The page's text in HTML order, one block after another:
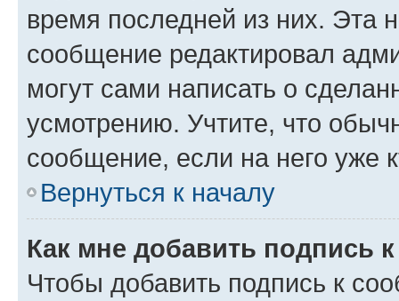
время последней из них. Эта
сообщение редактировал
могут сами написать о
усмотрению. Учтите, что
сообщение, если на него уже
Вернуться к началу
Как мне добавить подпись
Чтобы добавить подпись к